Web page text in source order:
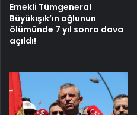
Emekli Tümgeneral
Büyükışık’ın oğlunun
ölümünde 7 yıl sonra dava
açıldı!